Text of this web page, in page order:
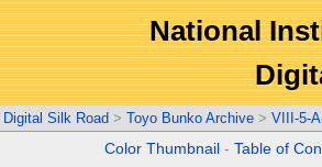
National
Digital Silk Road > Toyo Bunko Archive > VIII-5-
Color Thumbnail -Table of